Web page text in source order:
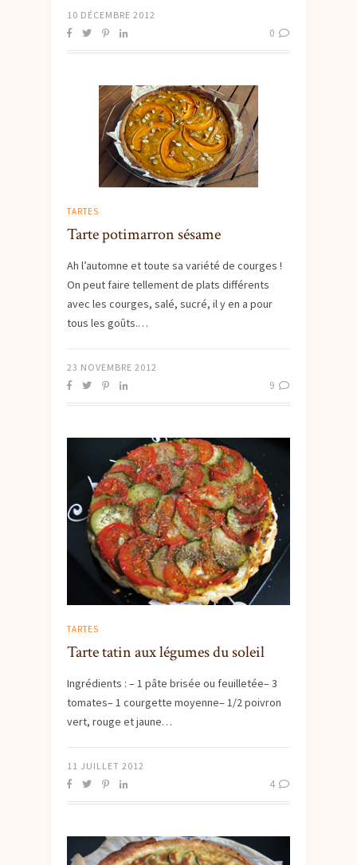
10 DÉCEMBRE 2012
0
TARTES
Tarte potimarron sésame
Ah l’automne et toute sa variété de courges !
On peut faire tellement de plats différents
avec les courges, salé, sucré, il y en a pour
tous les goûts.…
23 NOVEMBRE 2012
9
TARTES
Tarte tatin aux légumes du soleil
Ingrédients : – 1 pâte brisée ou feuilletée– 3
tomates– 1 courgette moyenne– 1/2 poivron
vert, rouge et jaune…
11 JUILLET 2012
4